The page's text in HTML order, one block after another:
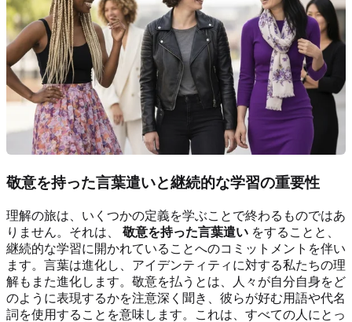
敬意を持った言葉遣いと継続的な学習の重要性
理解の旅は、いくつかの定義を学ぶことで終わるものではあ
りません。それは、 敬意を持った言葉遣い をすることと、
継続的な学習に開かれていることへのコミットメントを伴い
ます。言葉は進化し、アイデンティティに対する私たちの理
解もまた進化します。敬意を払うとは、人々が自分自身をど
のように表現するかを注意深く聞き、彼らが好む用語や代名
詞を使用することを意味します。これは、すべての人にとっ